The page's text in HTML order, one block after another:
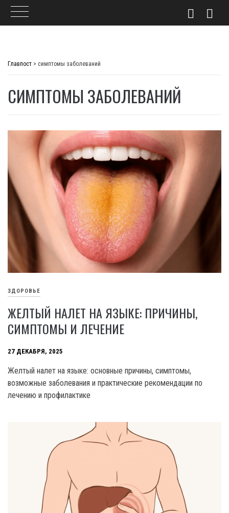
Главпост > симптомы заболеваний
СИМПТОМЫ ЗАБОЛЕВАНИЙ
ЗДОРОВЬЕ
ЖЕЛТЫЙ НАЛЕТ НА ЯЗЫКЕ: ПРИЧИНЫ,
СИМПТОМЫ И ЛЕЧЕНИЕ
27 ДЕКАБРЯ, 2025
Желтый налет на языке: основные причины, симптомы,
возможные заболевания и практические рекомендации по
лечению и профилактике